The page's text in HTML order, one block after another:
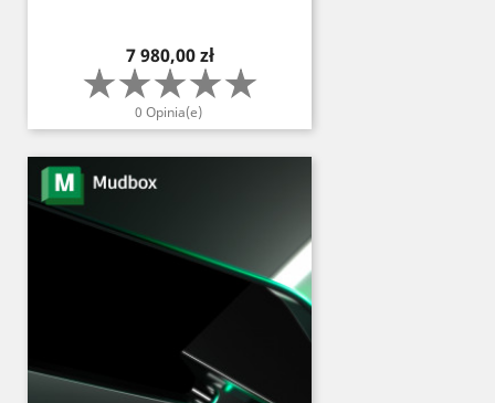
Cena
7 980,00 zł
0 Opinia(e)